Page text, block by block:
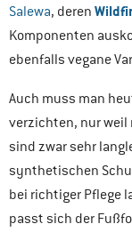
Salewa, deren
Komponenten
ebenfalls vegane
Auch muss man
verzichten, nur
sind zwar sehr
synthetischen
bei richtiger Pflege
passt sich der